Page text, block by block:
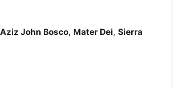
Aziz John Bosco, Mater Dei, Sierra